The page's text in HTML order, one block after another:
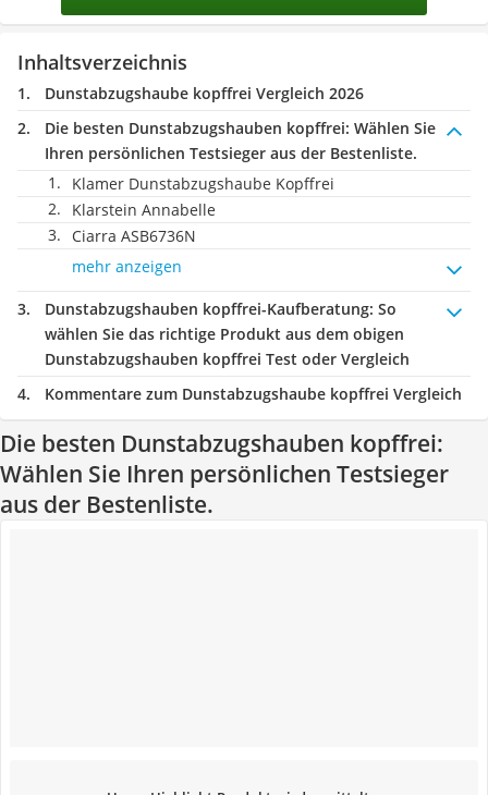
Inhaltsverzeichnis
Dunstabzugshaube kopffrei Vergleich 2026
Die besten Dunstabzugshauben kopffrei: Wählen Sie
Ihren persönlichen Testsieger aus der Bestenliste.
Klamer Dunstabzugshaube Kopffrei
Klarstein Annabelle
Ciarra ASB6736N
mehr anzeigen
Dunstabzugshauben kopffrei-Kaufberatung: So
wählen Sie das richtige Produkt aus dem obigen
Dunstabzugshauben kopffrei Test oder Vergleich
Kommentare zum Dunstabzugshaube kopffrei Vergleich
Die besten Dunstabzugshauben kopffrei:
Wählen Sie Ihren persönlichen Testsieger
aus der Bestenliste.